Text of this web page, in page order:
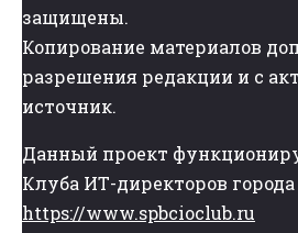
защищены.
Копирование материалов
разрешения редакции и с
источник.
Данный проект
Клуба ИТ-директоров
https://www.spbcioclub.ru